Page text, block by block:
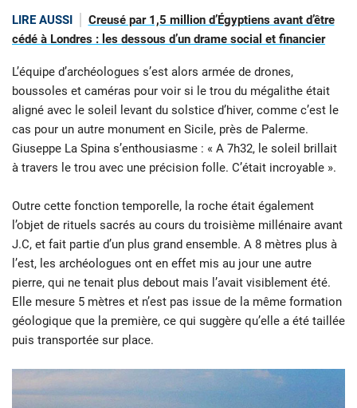
LIRE AUSSI
Creusé par 1,5 million d’Égyptiens avant d’être
cédé à Londres : les dessous d’un drame social et financier
L’équipe d’archéologues s’est alors armée de drones,
boussoles et caméras pour voir si le trou du mégalithe était
aligné avec le soleil levant du solstice d’hiver, comme c’est le
cas pour un autre monument en Sicile, près de Palerme.
Giuseppe La Spina s’enthousiasme : « A 7h32, le soleil brillait
à travers le trou avec une précision folle. C’était incroyable ».
Outre cette fonction temporelle, la roche était également
l’objet de rituels sacrés au cours du troisième millénaire avant
J.C, et fait partie d’un plus grand ensemble. A 8 mètres plus à
l’est, les archéologues ont en effet mis au jour une autre
pierre, qui ne tenait plus debout mais l’avait visiblement été.
Elle mesure 5 mètres et n’est pas issue de la même formation
géologique que la première, ce qui suggère qu’elle a été taillée
puis transportée sur place.